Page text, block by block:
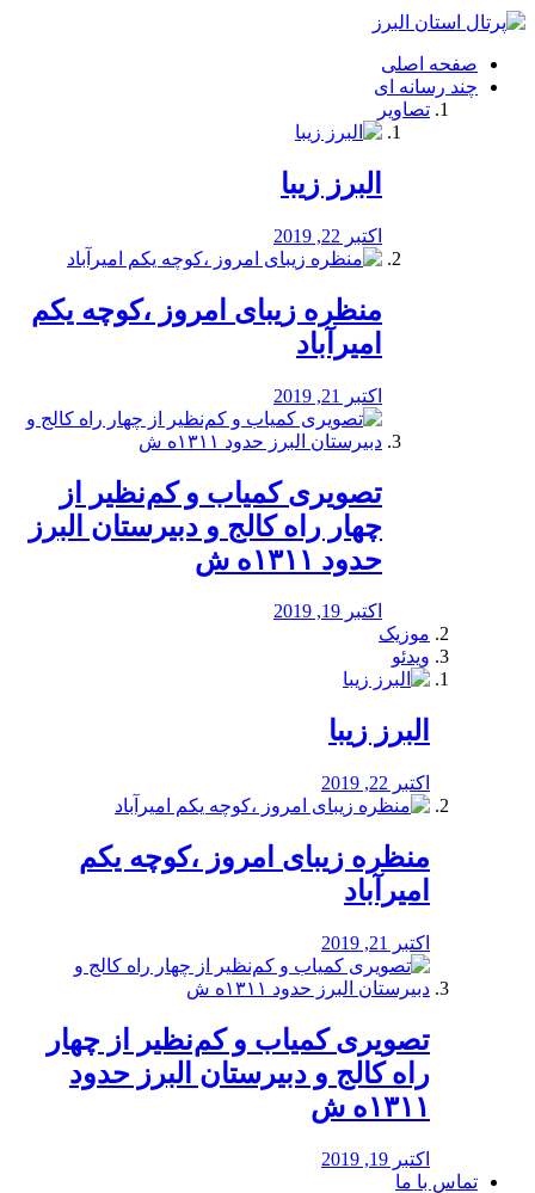
فصد
شرق
تهران
خشکشویی
صفحه اصلی
چند رسانه ای
تصاویر
البرز زیبا
اکتبر 22, 2019
منظره‌‌ زیبای امروز ،کوچه یکم
امیرآباد
اکتبر 21, 2019
️تصویری کمیاب و کم‌نظیر از
چهار راه كالج و دبيرستان البرز
حدود ۱۳۱۱ه ش
اکتبر 19, 2019
موزیک
ویدئو
البرز زیبا
اکتبر 22, 2019
منظره‌‌ زیبای امروز ،کوچه یکم
امیرآباد
اکتبر 21, 2019
️تصویری کمیاب و کم‌نظیر از چهار
راه كالج و دبيرستان البرز حدود
۱۳۱۱ه ش
اکتبر 19, 2019
تماس با ما